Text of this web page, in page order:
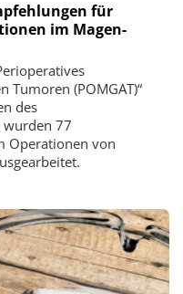
für
im Magen-
Tumoren (POMGAT)“
des
wurden 77
Operationen von